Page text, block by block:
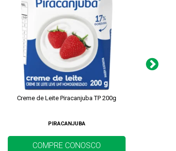
Creme de Leite Piracanjuba TP 200g
PIRACANJUBA
COMPRE CONOSCO